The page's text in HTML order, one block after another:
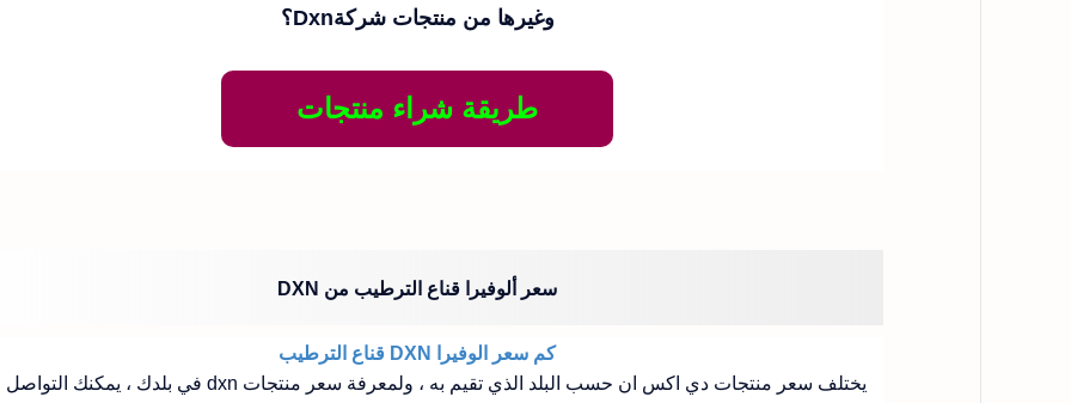
وغيرها من منتجات شركةDxn؟
طريقة شراء منتجات
سعر ألوفيرا قناع الترطيب من DXN
كم سعر الوفيرا DXN قناع الترطيب
يختلف سعر منتجات دي اكس ان حسب البلد الذي تقيم به ، ولمعرفة سعر منتجات dxn في بلدك ، يمكنك التواصل معنا